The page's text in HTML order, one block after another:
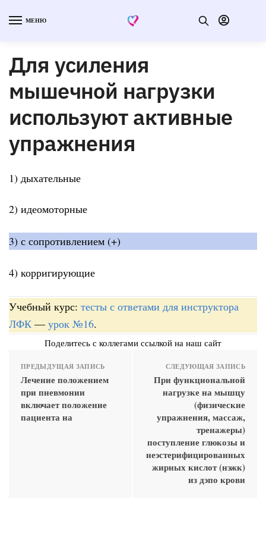
МЕНЮ
Для усиления
мышечной нагрузки
используют активные
упражнения
1) дыхательные
2) идеомоторные
3) с сопротивлением (+)
4) корригирующие
Учебный курс: тесты с ответами для инструктора
ЛФК — урок №16.
Поделитесь с коллегами ссылкой на наш сайт
ПРЕДЫДУЩАЯ ЗАПИСЬ
Лечение положением
при пневмонии
включает положение
пациента на
СЛЕДУЮЩАЯ ЗАПИСЬ
При функциональной
нагрузке на мышцу
(физические
упражнения, массаж,
тренажеры)
поступление глюкозы и
неэстерифицированных
жирных кислот (нэжк)
из дэпо крови